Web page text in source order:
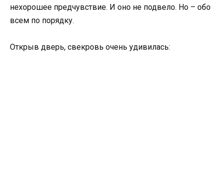
нехорошее предчувствие. И оно не подвело. Но – обо
всем по порядку.
Открыв дверь, свекровь очень удивилась: